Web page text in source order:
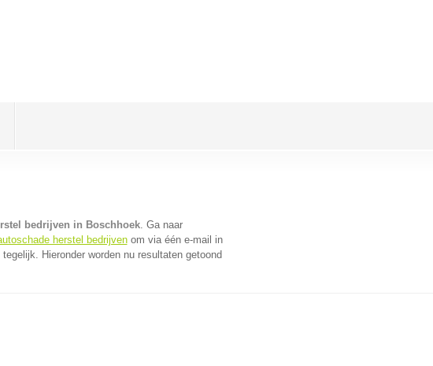
bedrijven in Boschhoek. Ga naar
herstel bedrijvenom via één e-mail in
Hieronder worden nu resultaten getoond